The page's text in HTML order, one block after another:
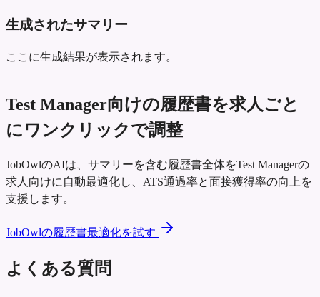
生成されたサマリー
ここに生成結果が表示されます。
Test Manager向けの履歴書を求人ごと
にワンクリックで調整
JobOwlのAIは、サマリーを含む履歴書全体をTest Managerの
求人向けに自動最適化し、ATS通過率と面接獲得率の向上を
支援します。
JobOwlの履歴書最適化を試す
よくある質問